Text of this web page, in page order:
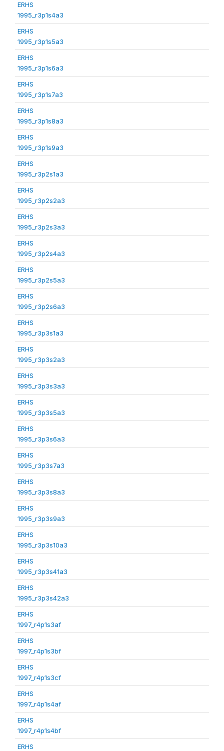
ERHS
1995_r3p1s4a3
ERHS
1995_r3p1s5a3
ERHS
1995_r3p1s6a3
ERHS
1995_r3p1s7a3
ERHS
1995_r3p1s8a3
ERHS
1995_r3p1s9a3
ERHS
1995_r3p2s1a3
ERHS
1995_r3p2s2a3
ERHS
1995_r3p2s3a3
ERHS
1995_r3p2s4a3
ERHS
1995_r3p2s5a3
ERHS
1995_r3p2s6a3
ERHS
1995_r3p3s1a3
ERHS
1995_r3p3s2a3
ERHS
1995_r3p3s3a3
ERHS
1995_r3p3s5a3
ERHS
1995_r3p3s6a3
ERHS
1995_r3p3s7a3
ERHS
1995_r3p3s8a3
ERHS
1995_r3p3s9a3
ERHS
1995_r3p3s10a3
ERHS
1995_r3p3s41a3
ERHS
1995_r3p3s42a3
ERHS
1997_r4p1s3af
ERHS
1997_r4p1s3bf
ERHS
1997_r4p1s3cf
ERHS
1997_r4p1s4af
ERHS
1997_r4p1s4bf
ERHS